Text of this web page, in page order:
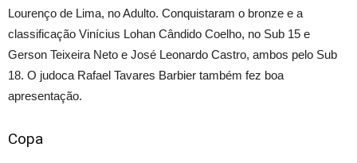
Lourenço de Lima, no Adulto. Conquistaram o bronze e a
classificação Vinícius Lohan Cândido Coelho, no Sub 15 e
Gerson Teixeira Neto e José Leonardo Castro, ambos pelo Sub
18. O judoca Rafael Tavares Barbier também fez boa
apresentação.
Copa